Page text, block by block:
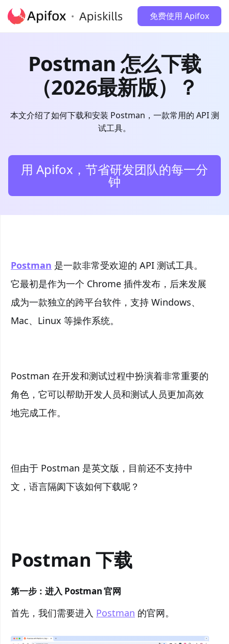
免费使用 Apifox
Postman 怎么下载
（2026最新版）？
本文介绍了如何下载和安装 Postman，一款常用的 API 测
试工具。
用 Apifox，节省研发团队的每一分
钟
Postman 是一款非常受欢迎的 API 测试工具。
它最初是作为一个 Chrome 插件发布，后来发展
成为一款独立的跨平台软件，支持 Windows、
Mac、Linux 等操作系统。
Postman 在开发和测试过程中扮演着非常重要的
角色，它可以帮助开发人员和测试人员更加高效
地完成工作。
但由于 Postman 是英文版，目前还不支持中
文，语言隔阂下该如何下载呢？
Postman 下载
第一步：进入 Postman 官网
首先，我们需要进入 Postman 的官网。